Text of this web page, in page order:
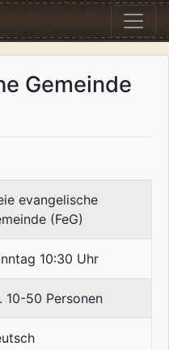
Gemeinde
evangelische
(FeG)
10:30 Uhr
10-50 Personen